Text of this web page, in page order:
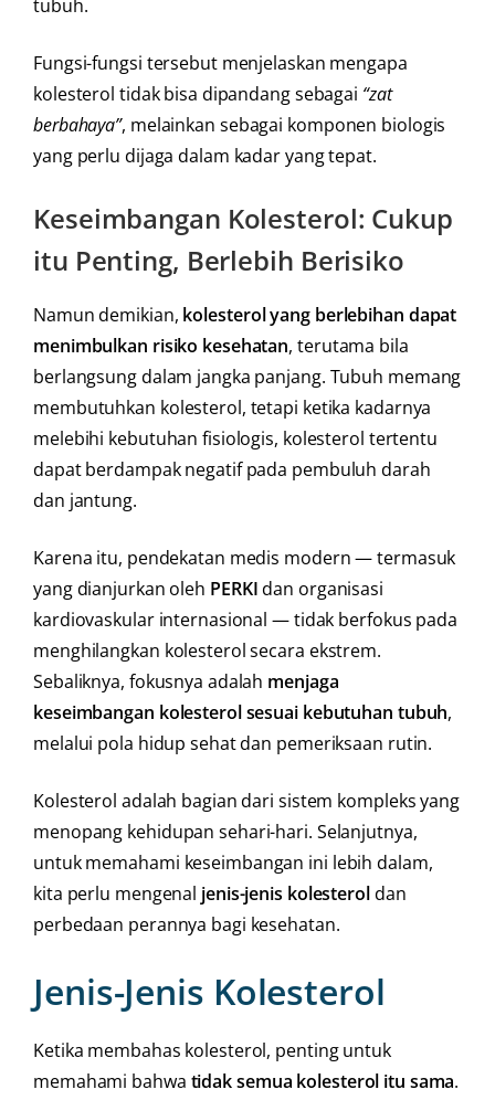
tubuh.
Fungsi-fungsi tersebut menjelaskan mengapa
kolesterol tidak bisa dipandang sebagai “zat
berbahaya”, melainkan sebagai komponen biologis
yang perlu dijaga dalam kadar yang tepat.
Keseimbangan Kolesterol: Cukup
itu Penting, Berlebih Berisiko
Namun demikian, kolesterol yang berlebihan dapat
menimbulkan risiko kesehatan, terutama bila
berlangsung dalam jangka panjang. Tubuh memang
membutuhkan kolesterol, tetapi ketika kadarnya
melebihi kebutuhan fisiologis, kolesterol tertentu
dapat berdampak negatif pada pembuluh darah
dan jantung.
Karena itu, pendekatan medis modern — termasuk
yang dianjurkan oleh PERKIdan organisasi
kardiovaskular internasional — tidak berfokus pada
menghilangkan kolesterol secara ekstrem.
Sebaliknya, fokusnya adalah menjaga
keseimbangan kolesterol sesuai kebutuhan tubuh,
melalui pola hidup sehat dan pemeriksaan rutin.
Kolesterol adalah bagian dari sistem kompleks yang
menopang kehidupan sehari-hari. Selanjutnya,
untuk memahami keseimbangan ini lebih dalam,
kita perlu mengenal jenis-jenis kolesteroldan
perbedaan perannya bagi kesehatan.
Jenis-Jenis Kolesterol
Ketika membahas kolesterol, penting untuk
memahami bahwa tidak semua kolesterol itu sama.